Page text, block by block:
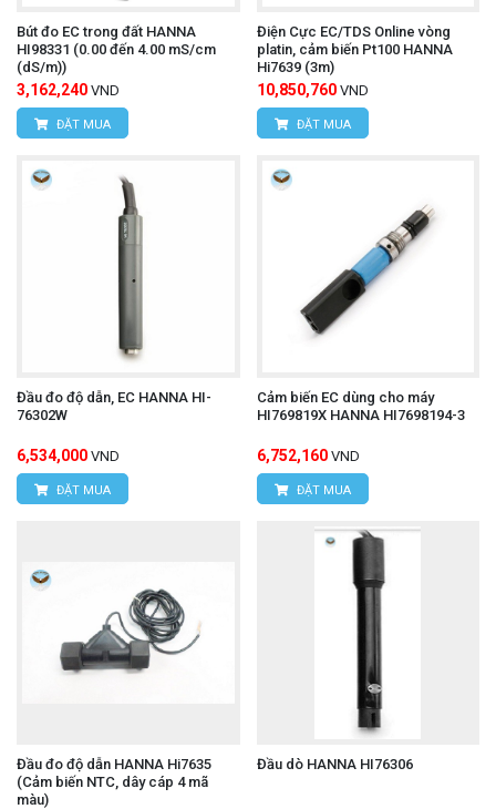
Bút đo EC trong đất HANNA
HI98331 (0.00 đến 4.00 mS/cm
(dS/m))
3,162,240 VND
ĐẶT MUA
Điện Cực EC/TDS Online vòng
platin, cảm biến Pt100 HANNA
Hi7639 (3m)
10,850,760 VND
ĐẶT MUA
Đầu đo độ dẫn, EC HANNA HI-
76302W
6,534,000 VND
ĐẶT MUA
Cảm biến EC dùng cho máy
HI769819X HANNA HI7698194-3
6,752,160 VND
ĐẶT MUA
Đầu đo độ dẫn HANNA Hi7635
(Cảm biến NTC, dây cáp 4 mã
màu)
Đầu dò HANNA HI76306